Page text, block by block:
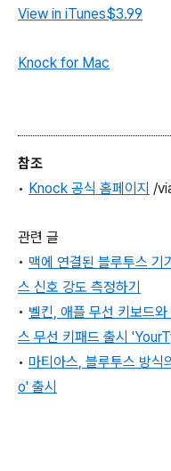
View in iTunes$3.99
Knock for Mac
참조
• Knock 공식 홈페이지 /
관련 글
• 맥에 연결된 블루투스 기
스 신호 강도 측정하기
• 벨킨, 애플 무선 키보드
스 무선 키패드 출시
• 마티아스, 블루투스 방
o' 출시